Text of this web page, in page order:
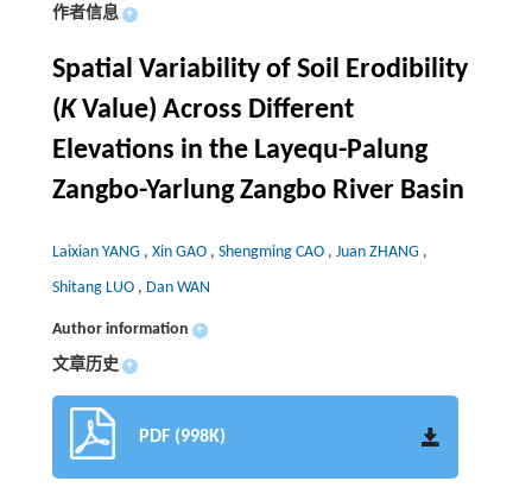
作者信息 +
Spatial Variability of Soil Erodibility
(KValue) Across Different
Elevations in the Layequ-Palung
Zangbo-Yarlung Zangbo River Basin
Laixian YANG , Xin GAO , Shengming CAO , Juan ZHANG ,
Shitang LUO , Dan WAN
Author information +
文章历史 +
PDF (998K)